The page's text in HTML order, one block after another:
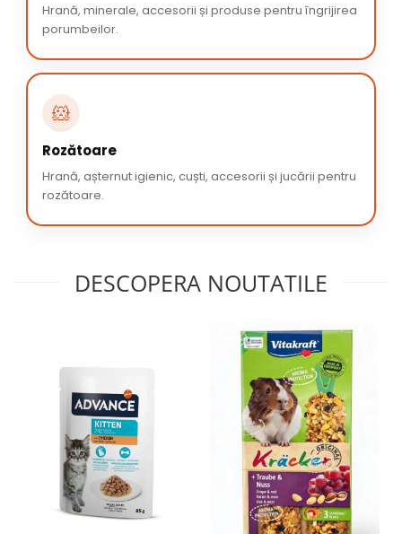
Hrană, minerale, accesorii și produse pentru îngrijirea
porumbeilor.
🐹
Rozătoare
Hrană, așternut igienic, cuști, accesorii și jucării pentru
rozătoare.
DESCOPERA NOUTATILE